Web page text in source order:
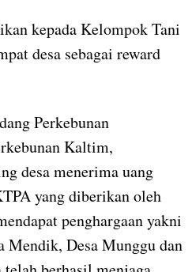
kepada Kelompok Tani
desa sebagai reward
Perkebunan
Kaltim,
desa menerima uang
yang diberikan oleh
penghargaan yakni
Mendik, Desa Munggu dan